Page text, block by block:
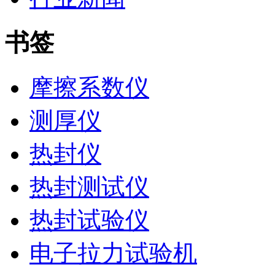
书签
摩擦系数仪
测厚仪
热封仪
热封测试仪
热封试验仪
电子拉力试验机